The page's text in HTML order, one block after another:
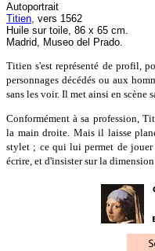
Autoportrait
Titien, vers 1562
Huile sur toile, 86 x 65 cm.
Madrid, Museo del Prado.
Titien s'est représenté de profil,
personnages décédés ou aux
sans les voir. Il met ainsi en scène
Conformément à sa profession,
la main droite. Mais il laisse
stylet ; ce qui lui permet de
écrire, et d'insister sur la